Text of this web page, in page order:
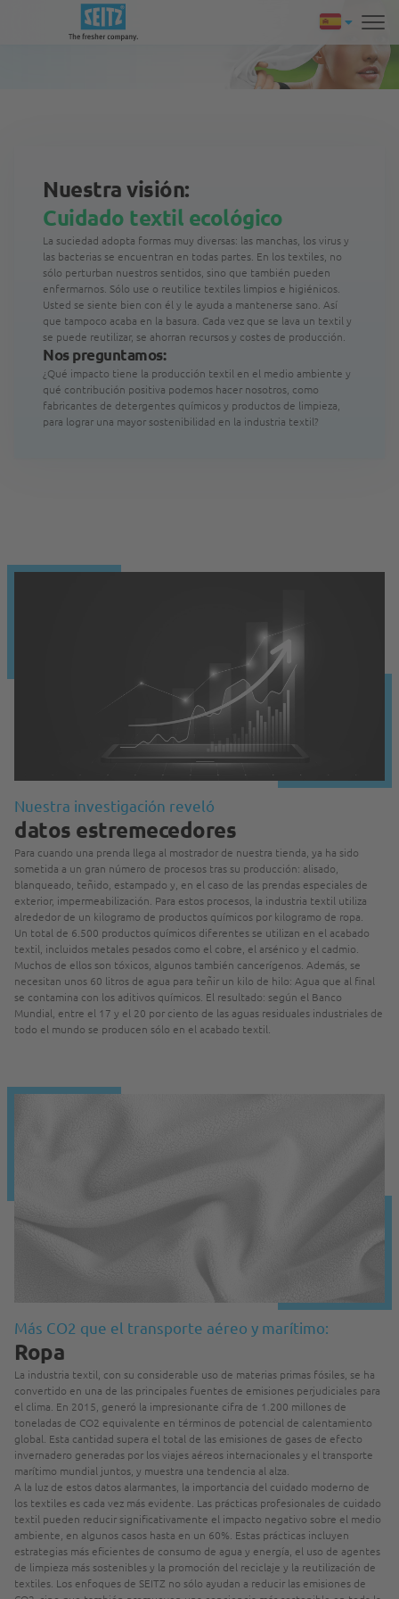
Nuestra visión:
Cuidado textil ecológico
La suciedad adopta formas muy diversas: las manchas, los virus y
las bacterias se encuentran en todas partes. En los textiles, no
sólo perturban nuestros sentidos, sino que también pueden
enfermarnos. Sólo use o reutilice textiles limpios e higiénicos.
Usted se siente bien con él y le ayuda a mantenerse sano. Así
que tampoco acaba en la basura. Cada vez que se lava un textil y
se puede reutilizar, se ahorran recursos y costes de producción.
Nos preguntamos:
¿Qué impacto tiene la producción textil en el medio ambiente y
qué contribución positiva podemos hacer nosotros, como
fabricantes de detergentes químicos y productos de limpieza,
para lograr una mayor sostenibilidad en la industria textil?
Nuestra investigación reveló
datos estremecedores
Para cuando una prenda llega al mostrador de nuestra tienda, ya ha sido
sometida a un gran número de procesos tras su producción: alisado,
blanqueado, teñido, estampado y, en el caso de las prendas especiales de
exterior, impermeabilización. Para estos procesos, la industria textil utiliza
alrededor de un kilogramo de productos químicos por kilogramo de ropa.
Un total de 6.500 productos químicos diferentes se utilizan en el acabado
textil, incluidos metales pesados como el cobre, el arsénico y el cadmio.
Muchos de ellos son tóxicos, algunos también cancerígenos. Además, se
necesitan unos 60 litros de agua para teñir un kilo de hilo: Agua que al final
se contamina con los aditivos químicos. El resultado: según el Banco
Mundial, entre el 17 y el 20 por ciento de las aguas residuales industriales de
todo el mundo se producen sólo en el acabado textil.
Más CO2 que el transporte aéreo y marítimo:
Ropa
La industria textil, con su considerable uso de materias primas fósiles, se ha
convertido en una de las principales fuentes de emisiones perjudiciales para
el clima. En 2015, generó la impresionante cifra de 1.200 millones de
toneladas de CO2 equivalente en términos de potencial de calentamiento
global. Esta cantidad supera el total de las emisiones de gases de efecto
invernadero generadas por los viajes aéreos internacionales y el transporte
marítimo mundial juntos, y muestra una tendencia al alza.
A la luz de estos datos alarmantes, la importancia del cuidado moderno de
los textiles es cada vez más evidente. Las prácticas profesionales de cuidado
textil pueden reducir significativamente el impacto negativo sobre el medio
ambiente, en algunos casos hasta en un 60%. Estas prácticas incluyen
estrategias más eficientes de consumo de agua y energía, el uso de agentes
de limpieza más sostenibles y la promoción del reciclaje y la reutilización de
textiles. Los enfoques de SEITZ no sólo ayudan a reducir las emisiones de